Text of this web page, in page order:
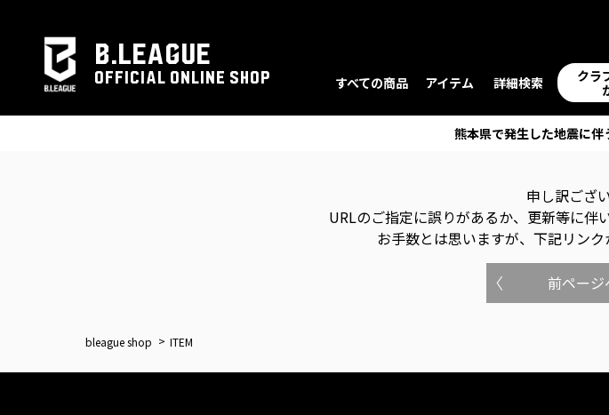
B.LEAGUE
OFFICIAL ONLINE SHOP すべての商品 アイテム 詳細検索
クラ
熊本県で発生した地震に
申し訳ござ
URLのご指定に誤りがあるか、更新等に伴
お手数とは思いますが、下記リンク
前ページ
bleague shop ITEM